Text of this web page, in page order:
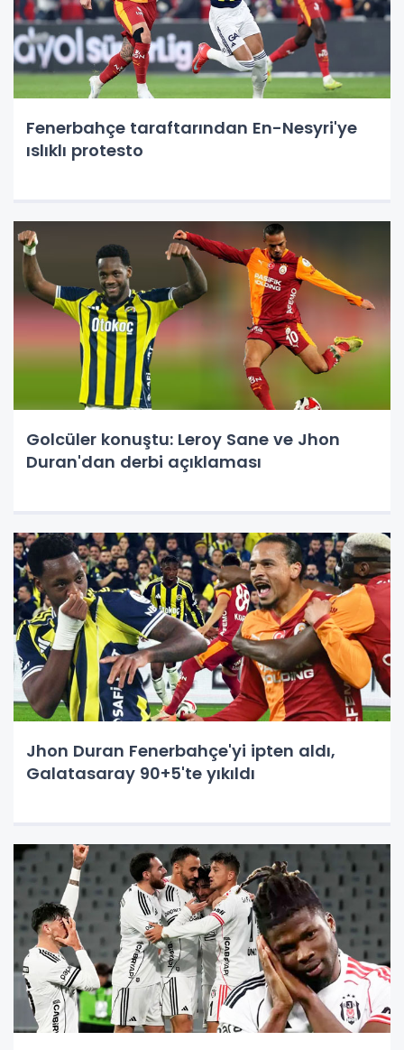
Fenerbahçe taraftarından En-Nesyri'ye
ıslıklı protesto
Golcüler konuştu: Leroy Sane ve Jhon
Duran'dan derbi açıklaması
Jhon Duran Fenerbahçe'yi ipten aldı,
Galatasaray 90+5'te yıkıldı